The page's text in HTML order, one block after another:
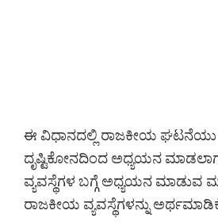
ಈ ವಿಧಾನದಲ್ಲಿ ರಾಜಕೀಯ
ದೃಷ್ಟಿಕೋನದಿಂದ ಅಧ್ಯಯನ
ವ್ಯವಸ್ಥೆಗಳ ಬಗ್ಗೆ ಅಧ್ಯಯನ ಮಾಡುವ
ರಾಜಕೀಯ ವ್ಯವಸ್ಥೆಗಳನ್ನು